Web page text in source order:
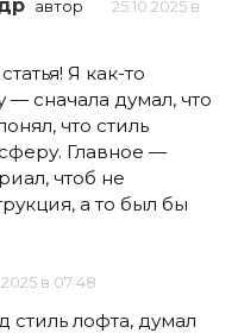
автор
25.10.2025 в
Я как-то
— сначала думал, что
что стиль
Главное —
чтоб не
а то был бы
в 07:48
стиль лофта, думал